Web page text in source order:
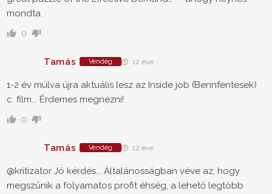
mondta.
0
Tamás Vendég 12 éve
1-2 év múlva újra aktuális lesz az Inside job (Bennfentesek)
c. film... Érdemes megnézni!
0
Tamás Vendég 12 éve
@kritizator Jó kérdés... Általánosságban véve az, hogy
megszűnik a folyamatos profit éhség, a lehető legtöbb